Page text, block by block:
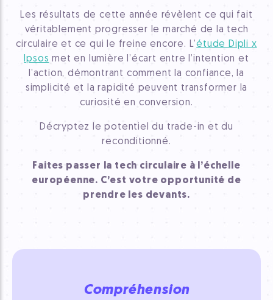
Les résultats de cette année révèlent ce qui fait
véritablement progresser le marché de la tech
circulaire et ce qui le freine encore. L’étude Dipli x
Ipsos met en lumière l’écart entre l’intention et
l’action, démontrant comment la confiance, la
simplicité et la rapidité peuvent transformer la
curiosité en conversion.
Décryptez le potentiel du trade-in et du
reconditionné.
Faites passer la tech circulaire à l’échelle
européenne. C’est votre opportunité de
prendre les devants.
Compréhension